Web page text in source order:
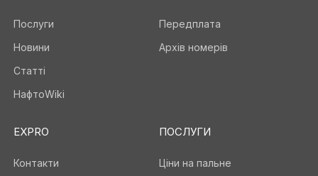
Послуги
Новини
Статті
НафтоWiki
Передплата
Архів номерів
EXPRO
Контакти
ПОСЛУГИ
Ціни на пальне